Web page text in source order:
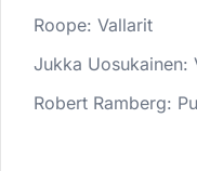
Roope: Vallarit
Jukka Uosukainen:
Robert Ramberg: